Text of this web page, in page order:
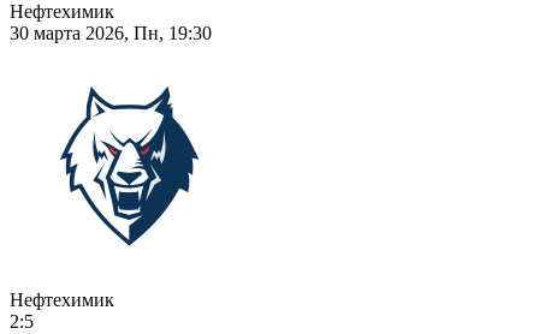
Нефтехимик
30 марта 2026, Пн, 19:30
Нефтехимик
2:5